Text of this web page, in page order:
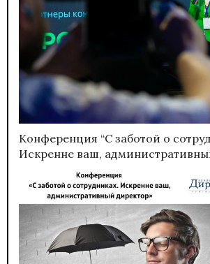
Конференция “С заботой о
Искренне ваш,